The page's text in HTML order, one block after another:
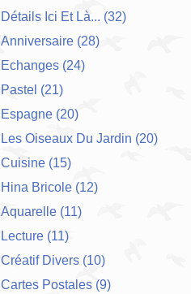
Détails Ici Et Là... (32)
Anniversaire (28)
Echanges (24)
Pastel (21)
Espagne (20)
Les Oiseaux Du Jardin (20)
Cuisine (15)
Hina Bricole (12)
Aquarelle (11)
Lecture (11)
Créatif Divers (10)
Cartes Postales (9)